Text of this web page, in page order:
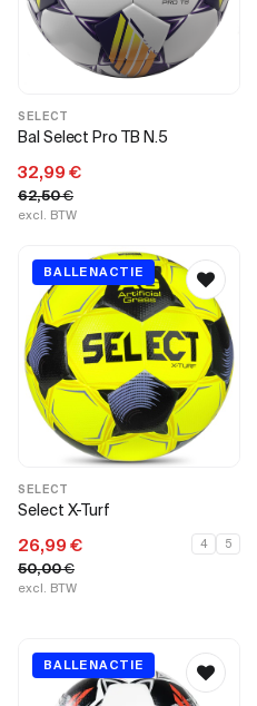
SELECT
Bal Select Pro TB N.5
32,99 €
62,50€
excl. BTW
BALLENACTIE
SELECT
Select X-Turf
26,99 €
50,00€
excl. BTW
4 5
BALLENACTIE